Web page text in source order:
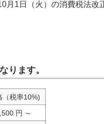
月1日（火）の消費税法改
ります。
（税率10%)
円 ～